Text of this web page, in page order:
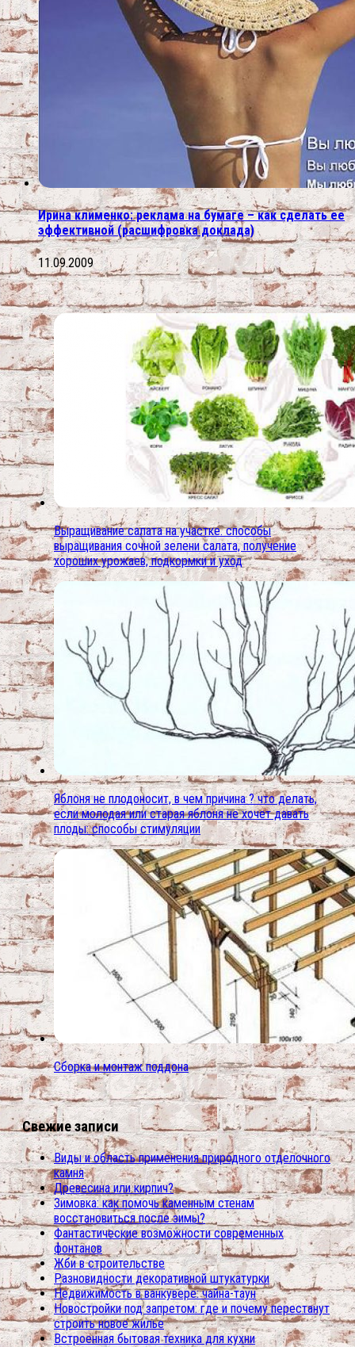
Ирина клименко: реклама на бумаге – как сделать ее
эффективной (расшифровка доклада)
11.09.2009
Выращивание салата на участке. способы
выращивания сочной зелени салата, получение
хороших урожаев, подкормки и уход
Яблоня не плодоносит, в чем причина ? что делать,
если молодая или старая яблоня не хочет давать
плоды: способы стимуляции
Сборка и монтаж поддона
Свежие записи
Виды и область применения природного отделочного
камня
Древесина или кирпич?
Зимовка: как помочь каменным стенам
восстановиться после зимы?
Фантастические возможности современных
фонтанов
Жби в строительстве
Разновидности декоративной штукатурки
Недвижимость в ванкувере: чайна-таун
Новостройки под запретом: где и почему перестанут
строить новое жилье
Встроенная бытовая техника для кухни